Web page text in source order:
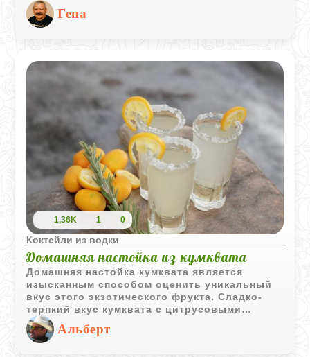
подходит для начала летнего сезона,
подчёркивая и дополняя вкус инжировой
водки.
Гена
1,36K 1 0
Коктейли из водки
Домашняя настойка из кумквата
Домашняя настойка кумквата является
изысканным способом оценить уникальный
вкус этого экзотического фрукта. Сладко-
терпкий вкус кумквата с цитрусовыми
нотами прекрасно подходит для создания
элегантного напитка, который удивит и
порадует вас и ваших гостей.
Альберт